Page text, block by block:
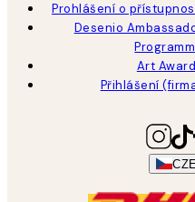
Prohlášení o
Desenio
Art
Přihlášení
CZE